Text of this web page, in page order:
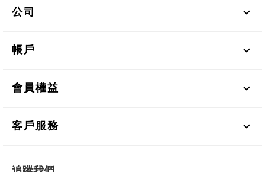
公司
帳戶
會員權益
客戶服務